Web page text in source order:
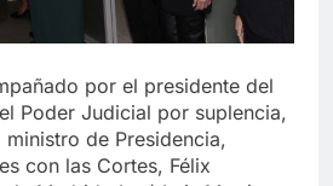
por el presidente del
Poder Judicial por suplencia,
de Presidencia,
con las Cortes, Félix